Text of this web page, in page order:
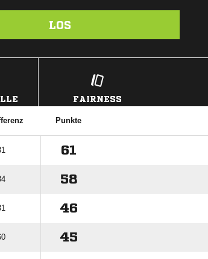
LOS
FAIRNESS
Punkte
61
58
46
45